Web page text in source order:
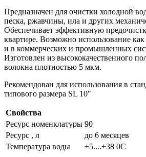
Предназначен для очистки холодной
песка, ржавчины, ила и других
Обеспечивает эффективную
квартире. Возможно использование
и в коммерческих и промышленных
Изготовлен из высококачественного
волокна плотностью 5 мкм.
Рекомендован для использования в
типового размера SL 10"
Свойства
Ресурс номенклатуры 90
Ресурс , л
до 6 месяцев
Температура воды
+5....+38 0С